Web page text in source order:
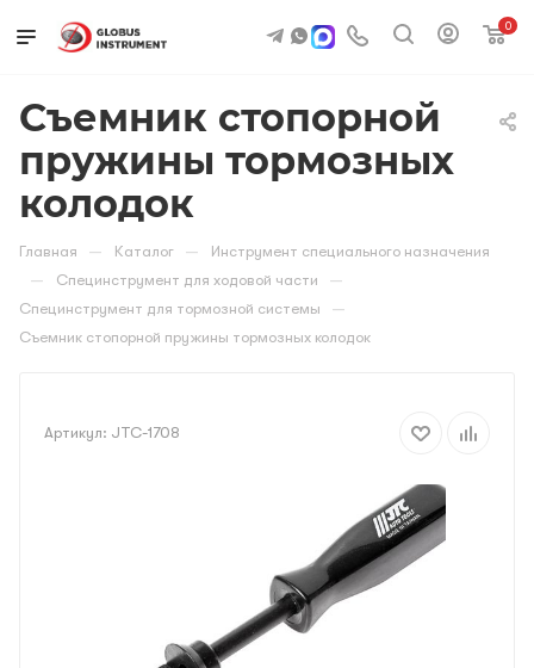
0
Съемник стопорной
пружины тормозных
колодок
Главная — Каталог — Инструмент специального назначения
— Специнструмент для ходовой части —
Специнструмент для тормозной системы —
Съемник стопорной пружины тормозных колодок
Артикул: JTC-1708